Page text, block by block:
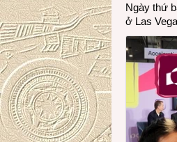
Ngày thứ
ở Las